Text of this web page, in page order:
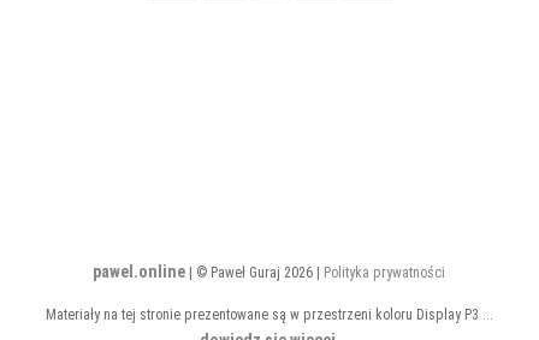
pawel.online | © Paweł Guraj 2026 | Polityka prywatności
Materiały na tej stronie prezentowane są w przestrzeni koloru Display P3 ...